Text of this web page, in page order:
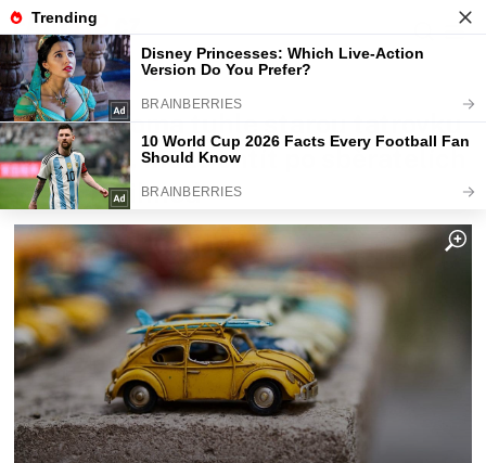
Fajntip.cz Magazín
Kdo má doma tuhle starou tatrovku
na klíček, může chtít po sběratelích
3000 Kč ihned